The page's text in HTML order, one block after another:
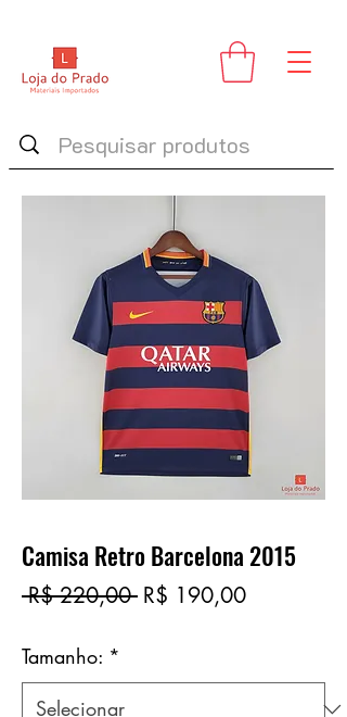
Camisa Retro Barcelona 2015
R$ 220,00 Preço
R$ 190,00Preço
Tamanho: *